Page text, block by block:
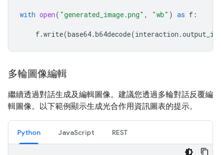
with open( "generated_image.png" , "wb" ) as f :
f.write(base64.b64decode(interaction .
多輪圖像編輯
繼續透過對話生成及編輯圖像。建議您透過多輪對話反覆編
輯圖像。以下範例顯示生成光合作用資訊圖表的提示。
Python JavaScript REST